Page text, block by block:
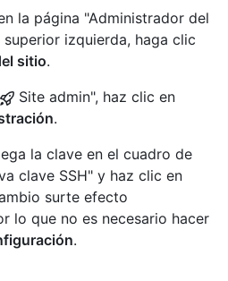
la página "Administrador del
superior izquierda, haga clic
sitio.
Site admin", haz clic en
.
la clave en el cuadro de
clave SSH" y haz clic en
surte efecto
lo que no es necesario hacer
.